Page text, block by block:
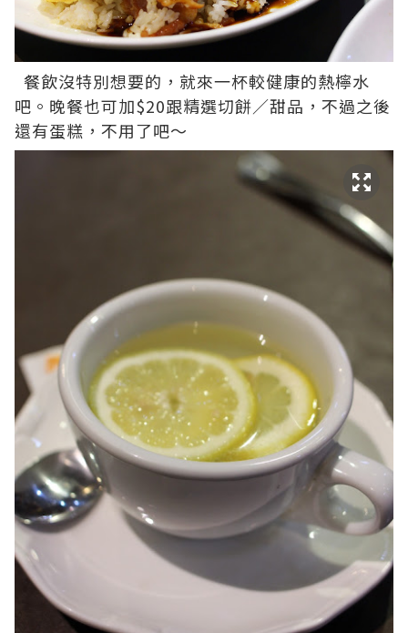
餐飲沒特別想要的，就來一杯較健康的熱檸水
吧。晚餐也可加$20跟精選切餅／甜品，不過之後
還有蛋糕，不用了吧～